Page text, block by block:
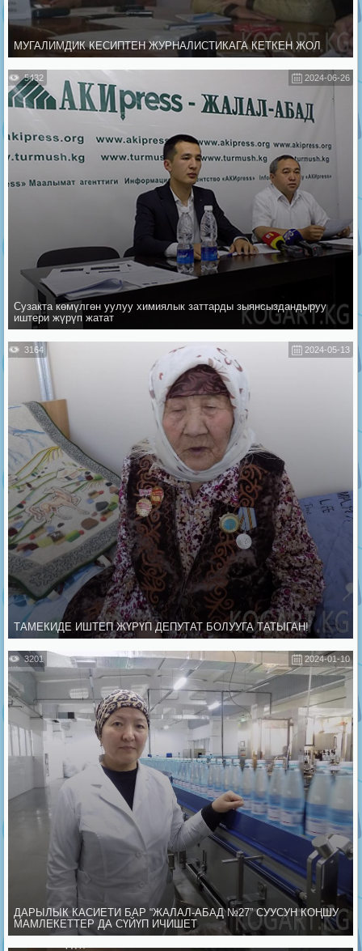
МУГАЛИМДИК КЕСИПТЕН ЖУРНАЛИСТИКАГА КЕТКЕН ЖОЛ
2024-06-26
5432
Сузакта көмүлгөн уулуу химиялык заттарды зыянсыздандыруу
иштери жүрүп жатат
2024-05-13
3164
ТАМЕКИДЕ ИШТЕП ЖҮРҮП ДЕПУТАТ БОЛУУГА ТАТЫГАН!
2024-01-10
3201
ДАРЫЛЫК КАСИЕТИ БАР “ЖАЛАЛ-АБАД №27” СУУСУН КОҢШУ
МАМЛЕКЕТТЕР ДА СҮЙҮП ИЧИШЕТ